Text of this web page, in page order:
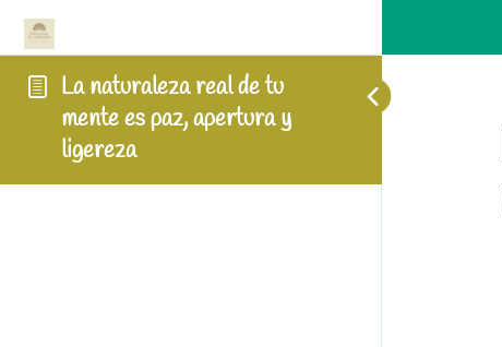
La naturaleza real de tu
mente es paz, apertura y
ligereza